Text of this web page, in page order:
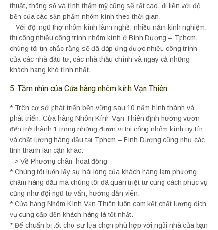
thuật, thông số và tính thẩm mỹ cũng sẽ rất cao, đi liền với độ
bền của các sản phẩm nhôm kính theo thời gian.
_ Với đội ngũ thợ nhôm kính lành nghề, nhiều năm kinh nghiệm,
thi công nhiều công trình nhôm kính ở Bình Dương – Tphcm,
chúng tôi tin chắc rằng sẽ đã đáp ứng được nhiều công trình
của các nhà đầu tư, các nhà thầu chính và ngay cả những
khách hàng khó tính nhất.
5. Tầm nhìn của Cửa hàng nhôm kính Vạn Thiên.
* Trên cơ sở phát triển bền vững sau 10 năm hình thành và
phát triển, Cửa hàng Nhôm Kính Vạn Thiên định hướng vươn
đến trở thành 1 trong những đươn vị thi công nhôm kính uy tín
và chất lượng hàng đầu tại Tphcm – Bình Dương cũng như các
tỉnh thành lân cận khác.
=> Về Phương châm hoạt động
* Chúng tôi luôn lấy sự hài lòng của khách hàng làm phương
châm hàng đầu mà chúng tôi đã quán triệt từ cung cách phục vụ
cũng như đội ngũ tư vấn, hướng dẫn viên.
* Cửa hàng Nhôm Kính Vạn Thiên luôn cam kết chất lượng dịch
vụ cung cấp đến khách hàng là tốt nhất.
* Để chuẩn bị tốt cho sự lựa chọn phù hợp với ngôi nhà của bạn